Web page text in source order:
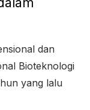
dan
Bioteknologi
yang lalu